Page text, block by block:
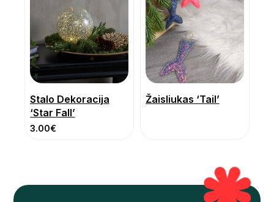
Stalo Dekoracija
‘Star Fall’
3.00€
Žaisliukas ‘Tail’